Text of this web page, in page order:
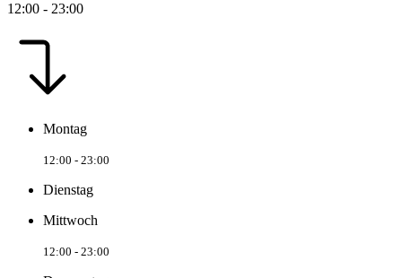
12:00 - 23:00
Montag
12:00 - 23:00
Dienstag
Mittwoch
12:00 - 23:00